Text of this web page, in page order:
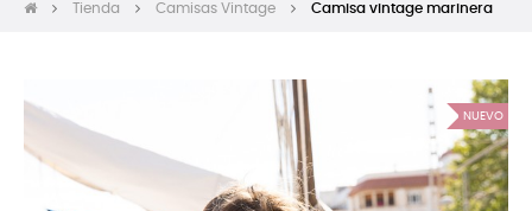
Tienda Camisas Vintage Camisa vintage marinera
NUEVO